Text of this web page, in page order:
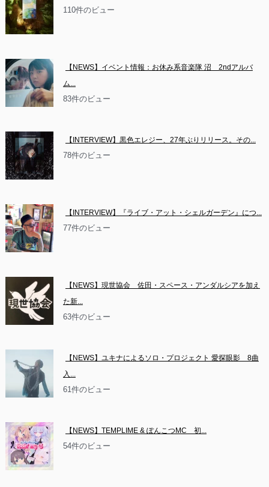
110件のビュー
【NEWS】イベント情報：お休み系音楽隊 沼　2ndアルバ
ム...
83件のビュー
【INTERVIEW】黒色エレジー、27年ぶりリリース。その...
78件のビュー
【INTERVIEW】『ライブ・アット・シェルガーデン』につ...
77件のビュー
【NEWS】現世協会　佐田・スペース・アンダルシアを加え
た新...
63件のビュー
【NEWS】ユキナによるソロ・プロジェクト 愛探眼影　8曲
入...
61件のビュー
【NEWS】TEMPLIME & ぽんこつMC　初...
54件のビュー